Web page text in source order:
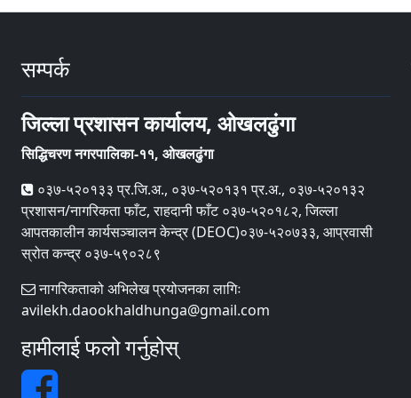
सम्पर्क
जिल्ला प्रशासन कार्यालय, ओखलढुंगा
सिद्धिचरण नगरपालिका-११, ओखलढुंगा
०३७-५२०१३३ प्र.जि.अ., ०३७-५२०१३१ प्र.अ., ०३७-५२०१३२
प्रशासन/नागरिकता फाँट, राहदानी फाँट ०३७-५२०१८२, जिल्ला
आपतकालीन कार्यसञ्‍चालन केन्द्र (DEOC)०३७-५२०७३३, आप्रवासी
स्रोत कन्द्र ०३७-५९०२८९
नागरिकताको अभिलेख प्रयोजनका लागिः
avilekh.daookhaldhunga@gmail.com
हामीलाई फलो गर्नुहोस्